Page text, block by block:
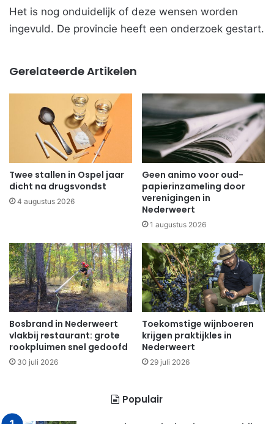
Het is nog onduidelijk of deze wensen worden
ingevuld. De provincie heeft een onderzoek gestart.
Gerelateerde Artikelen
Twee stallen in Ospel jaar
dicht na drugsvondst
4 augustus 2026
Geen animo voor oud-
papierinzameling door
verenigingen in
Nederweert
1 augustus 2026
Bosbrand in Nederweert
vlakbij restaurant: grote
rookpluimen snel gedoofd
30 juli 2026
Toekomstige wijnboeren
krijgen praktijkles in
Nederweert
29 juli 2026
Populair